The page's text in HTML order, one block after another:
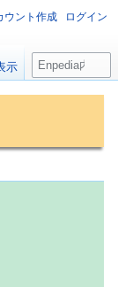
ウント作成 ログイン
示
検
索